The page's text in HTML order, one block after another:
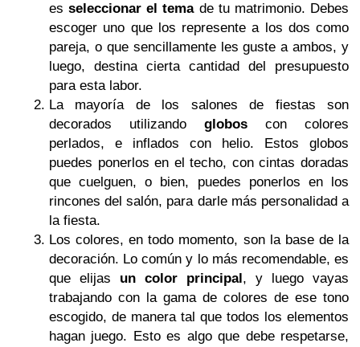
esseleccionar el temade tu matrimonio. Debes
escoger uno que los represente a los dos como
pareja, o que sencillamente les guste a ambos, y
luego, destina cierta cantidad del presupuesto
para esta labor.
La mayoría de los salones de fiestas son
decorados utilizando globos con colores
perlados, e inflados con helio. Estos globos
puedes ponerlos en el techo, con cintas doradas
que cuelguen, o bien, puedes ponerlos en los
rincones del salón, para darle más personalidad a
la fiesta.
Los colores, en todo momento, son la base de la
decoración. Lo común y lo más recomendable, es
que elijas un color principal , y luego vayas
trabajando con la gama de colores de ese tono
escogido, de manera tal que todos los elementos
hagan juego. Esto es algo que debe respetarse,